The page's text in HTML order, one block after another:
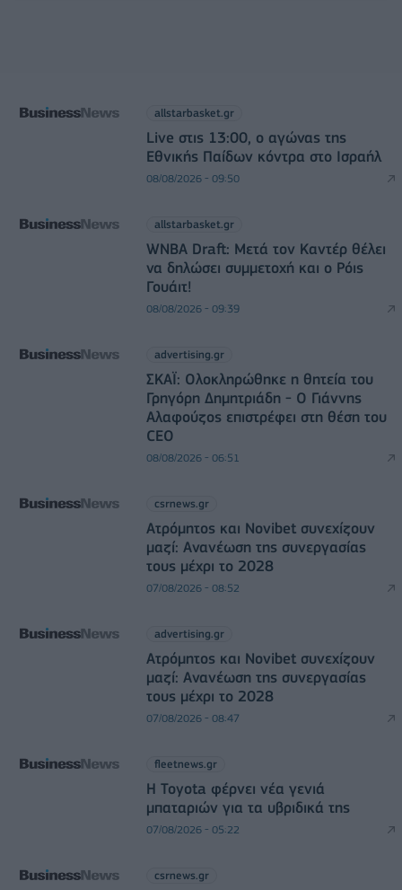
allstarbasket.gr
Live στις 13:00, ο αγώνας της
Εθνικής Παίδων κόντρα στο Ισραήλ
08/08/2026 - 09:50
allstarbasket.gr
WNBA Draft: Μετά τον Καντέρ θέλει
να δηλώσει συμμετοχή και ο Ρόις
Γουάιτ!
08/08/2026 - 09:39
advertising.gr
ΣΚΑΪ: Ολοκληρώθηκε η θητεία του
Γρηγόρη Δημητριάδη - Ο Γιάννης
Αλαφούζος επιστρέφει στη θέση του
CEO
08/08/2026 - 06:51
csrnews.gr
Ατρόμητος και Novibet συνεχίζουν
μαζί: Ανανέωση της συνεργασίας
τους μέχρι το 2028
07/08/2026 - 08:52
advertising.gr
Ατρόμητος και Novibet συνεχίζουν
μαζί: Ανανέωση της συνεργασίας
τους μέχρι το 2028
07/08/2026 - 08:47
fleetnews.gr
Η Toyota φέρνει νέα γενιά
μπαταριών για τα υβριδικά της
07/08/2026 - 05:22
csrnews.gr